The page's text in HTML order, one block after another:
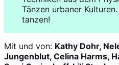
Tänzen urbaner
tanzen!
Mit und von: Kathy Dohr,
Jungenblut, Celina Harms,